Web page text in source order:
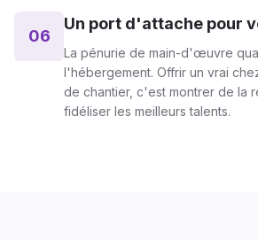
06
Un port d'attache pour
La pénurie de main-d'œuvre
l'hébergement. Offrir un vrai
de chantier, c'est montrer de la
fidéliser les meilleurs talents.